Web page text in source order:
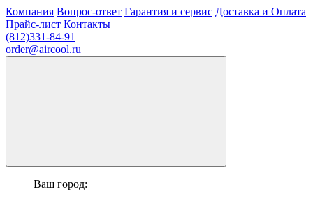
Компания Вопрос-ответ Гарантия и сервис Доставка и Оплата
Прайс-лист Контакты
(812)331-84-91
order@aircool.ru
Ваш город: